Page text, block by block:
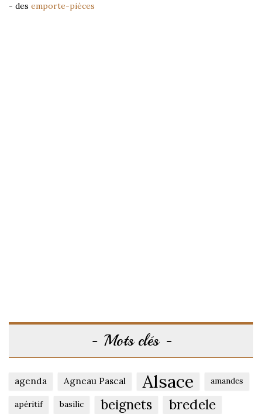
- des emporte-pièces
Mots clés
agenda Agneau Pascal Alsace amandes
apéritif basilic beignets bredele